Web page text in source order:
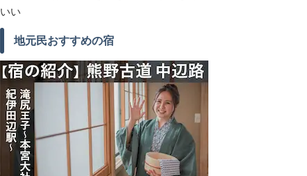
いい
地元民おすすめの宿